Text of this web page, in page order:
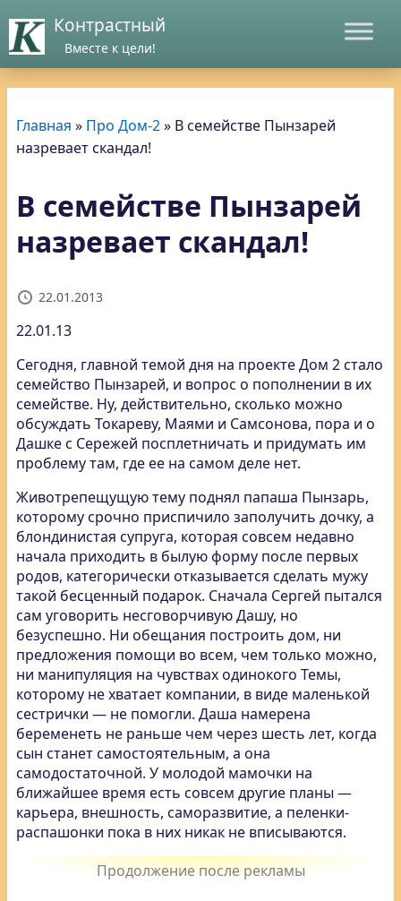
Контрастный
Вместе к цели!
Главная » Про Дом-2» В семействе Пынзарей
назревает скандал!
В семействе Пынзарей
назревает скандал!
22.01.2013
22.01.13
Сегодня, главной темой дня на проекте Дом 2 стало
семейство Пынзарей, и вопрос о пополнении в их
семействе. Ну, действительно, сколько можно
обсуждать Токареву, Маями и Самсонова, пора и о
Дашке с Сережей посплетничать и придумать им
проблему там, где ее на самом деле нет.
Животрепещущую тему поднял папаша Пынзарь,
которому срочно приспичило заполучить дочку, а
блондинистая супруга, которая совсем недавно
начала приходить в былую форму после первых
родов, категорически отказывается сделать мужу
такой бесценный подарок. Сначала Сергей пытался
сам уговорить несговорчивую Дашу, но
безуспешно. Ни обещания построить дом, ни
предложения помощи во всем, чем только можно,
ни манипуляция на чувствах одинокого Темы,
которому не хватает компании, в виде маленькой
сестрички — не помогли. Даша намерена
беременеть не раньше чем через шесть лет, когда
сын станет самостоятельным, а она
самодостаточной. У молодой мамочки на
ближайшее время есть совсем другие планы —
карьера, внешность, саморазвитие, а пеленки-
распашонки пока в них никак не вписываются.